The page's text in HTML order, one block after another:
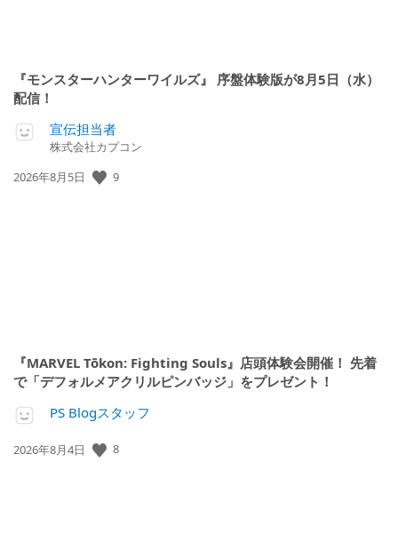
『モンスターハンターワイルズ』 序盤体験版が8月5日（水）
配信！
宣伝担当者
株式会社カプコン
公
2026年8月5日 9
『MARVEL Tōkon: Fighting Souls』店頭体験会開催！ 先着
で「デフォルメアクリルピンバッジ」をプレゼント！
PS Blogスタッフ
公
2026年8月4日 8